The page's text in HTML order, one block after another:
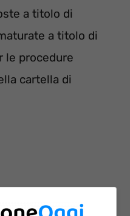
a titolo di
a titolo di
le procedure
cartella di